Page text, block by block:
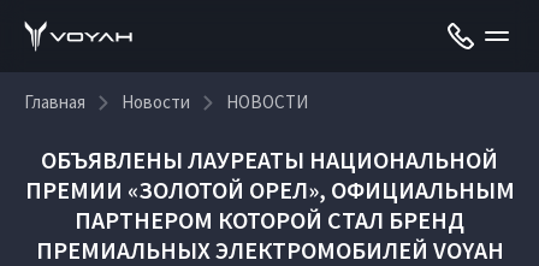
Главная Новости НОВОСТИ
ОБЪЯВЛЕНЫ ЛАУРЕАТЫ НАЦИОНАЛЬНОЙ
ПРЕМИИ «ЗОЛОТОЙ ОРЕЛ», ОФИЦИАЛЬНЫМ
ПАРТНЕРОМ КОТОРОЙ СТАЛ БРЕНД
ПРЕМИАЛЬНЫХ ЭЛЕКТРОМОБИЛЕЙ VOYAH